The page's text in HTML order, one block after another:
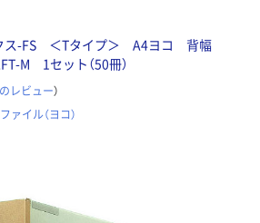
ス-FS ＜Tタイプ＞ A4ヨコ 背幅
M 1セット（50冊）
レビュー）
ァイル（ヨコ）